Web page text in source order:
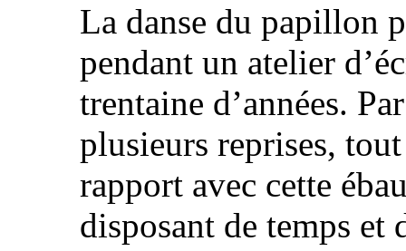
La danse du papillon
pendant un atelier
trentaine d’années.
plusieurs reprises,
rapport avec cette
disposant de temps